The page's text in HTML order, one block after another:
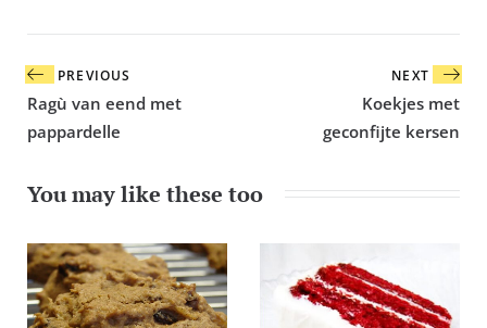
Bericht
navigatie
PREVIOUS
Ragù van eend met
pappardelle
NEXT
Koekjes met
geconfijte kersen
You may like these too